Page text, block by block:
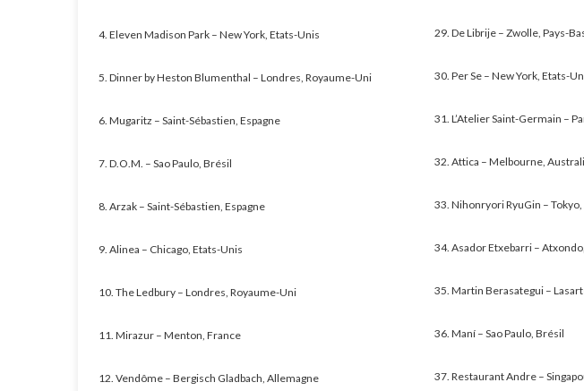
4. Eleven Madison Park – New York, Etats-Unis
5. Dinner by Heston Blumenthal – Londres, Royaume-Uni
6. Mugaritz – Saint-Sébastien, Espagne
7. D.O.M. – Sao Paulo, Brésil
8. Arzak – Saint-Sébastien, Espagne
9. Alinea – Chicago, Etats-Unis
10. The Ledbury – Londres, Royaume-Uni
11. Mirazur – Menton, France
12. Vendôme – Bergisch Gladbach, Allemagne
29. De Librije – Zwolle, Pays-
30. Per Se – New York, Etats-
31. L’Atelier Saint-Germain –
32. Attica – Melbourne,
33. Nihonryori RyuGin – Tokyo,
34. Asador Etxebarri –
35. Martin Berasategui –
36. Maní – Sao Paulo, Brésil
37. Restaurant Andre –